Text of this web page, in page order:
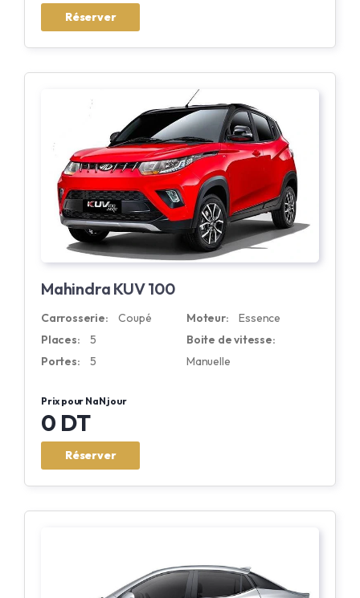
Réserver
Mahindra KUV 100
Carrosserie:
Coupé
Places:
5
Portes:
5
Moteur:
Essence
Boite de vitesse:
Manuelle
Prix pour NaN jour
0 DT
Réserver